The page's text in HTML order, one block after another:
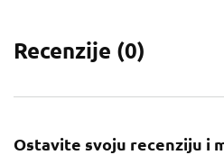
Recenzije (0)
Ostavite svoju recenziju i